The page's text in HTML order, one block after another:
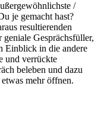
/
je gemacht hast?
resultierenden
Gesprächsfüller,
Einblick in die andere
und verrückte
beleben und dazu
mehr öffnen.